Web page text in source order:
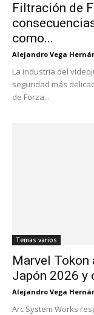
Filtración de
como...
Alejandro Vega
La industria del
seguridad más
de Forza...
Temas varios
Marvel Tokon
Japón 2026 y
Alejandro Vega
Arc System Works